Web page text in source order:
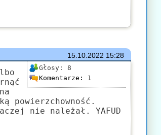
15.10.2022 15:28
Głosy: 8
Komentarze: 1
powierzchowność.
nie należał. YAFUD